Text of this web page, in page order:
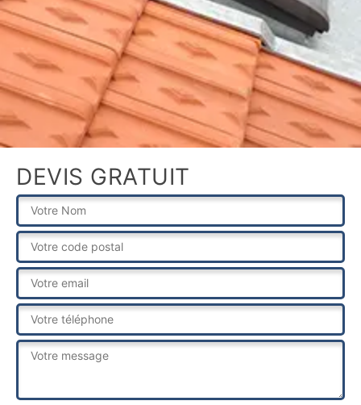
DEVIS GRATUIT